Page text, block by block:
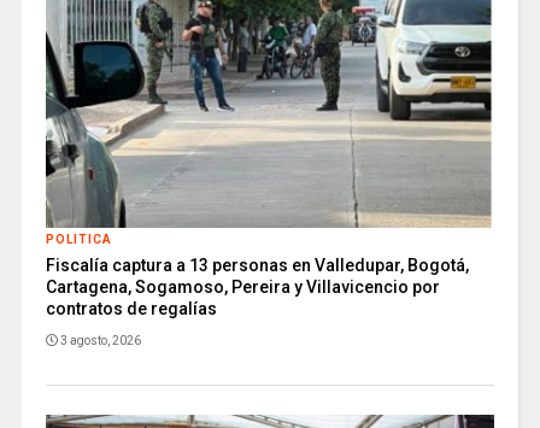
POLITICA
Fiscalía captura a 13 personas en Valledupar, Bogotá,
Cartagena, Sogamoso, Pereira y Villavicencio por
contratos de regalías
3 agosto, 2026